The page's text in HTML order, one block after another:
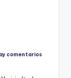
comentarios